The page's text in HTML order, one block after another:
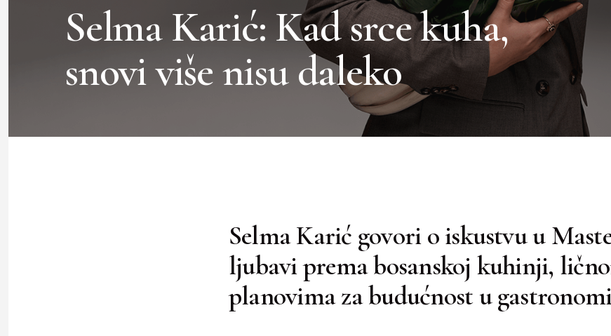
Selma Karić: Kad srce kuha,
snovi više nisu daleko
Selma Karić govori o iskustvu u
ljubavi prema bosanskoj kuhinji,
planovima za budućnost u